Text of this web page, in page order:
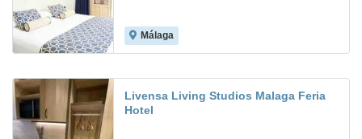
Málaga
Livensa Living Studios Malaga Feria
Hotel